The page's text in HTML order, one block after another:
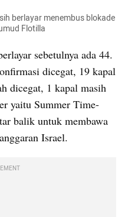
berlayar menembus blokade
Flotilla
sebetulnya ada 44.
dicegat, 19 kapal
dicegat, 1 kapal masih
yaitu Summer Time-
balik untuk membawa
Israel.